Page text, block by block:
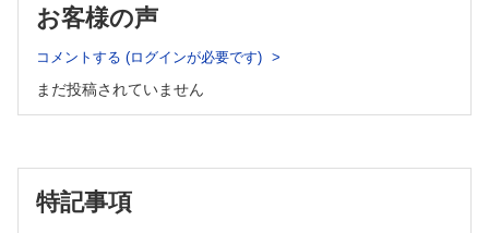
内容一覧 ─領域・臓器別分類
A～F 答案用紙
A問題 医学各論（75問）：一般各論（15問），臨床各論（60
問）
総論（25問），長文問題（15問），計算問題（1問）
お客様の声
コメントする (ログインが必要です)
まだ投稿されていません
特記事項